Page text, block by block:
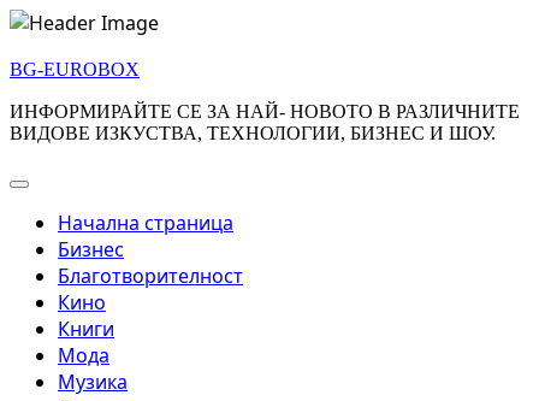
Skip
content
BG-EUROBOX
ИНФОРМИРАЙТЕ СЕ ЗА НАЙ- НОВОТО В РАЗЛИЧНИТЕ
ВИДОВЕ ИЗКУСТВА, ТЕХНОЛОГИИ, БИЗНЕС И ШОУ.
Начална страница
Бизнес
Благотворителност
Кино
Книги
Мода
Музика